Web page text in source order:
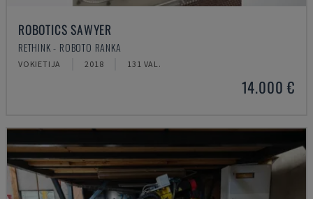
ROBOTICS SAWYER
RETHINK - ROBOTO RANKA
VOKIETIJA 2018 131 VAL.
14.000 €